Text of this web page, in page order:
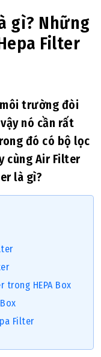
gì? Những
Filter
trường đòi
nó cần rất
đó có bộ lọc
cùng Air Filter
là gì?
trong HEPA Box
Filter